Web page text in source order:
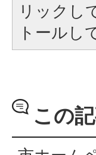
リックし
トールし
この